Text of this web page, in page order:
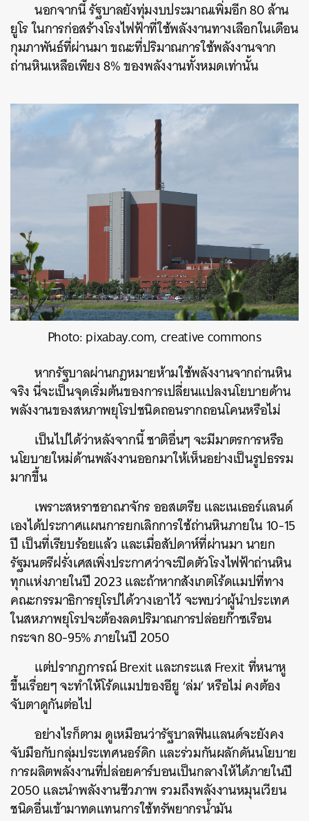
นอกจากนี้ รัฐบาลยังทุ่มงบประมาณเพิ่มอีก 80 ล้าน
ยูโร ในการก่อสร้างโรงไฟฟ้าที่ใช้พลังงานทางเลือกในเดือน
กุมภาพันธ์ที่ผ่านมา ขณะที่ปริมาณการใช้พลังงานจาก
ถ่านหินเหลือเพียง 8% ของพลังงานทั้งหมดเท่านั้น
Photo: pixabay.com, creative commons
หากรัฐบาลผ่านกฎหมายห้ามใช้พลังงานจากถ่านหิน
จริง นี่จะเป็นจุดเริ่มต้นของการเปลี่ยนแปลงนโยบายด้าน
พลังงานของสหภาพยุโรปชนิดถอนรากถอนโคนหรือไม่
เป็นไปได้ว่าหลังจากนี้ ชาติอื่นๆ จะมีมาตรการหรือ
นโยบายใหม่ด้านพลังงานออกมาให้เห็นอย่างเป็นรูปธรรม
มากขึ้น
เพราะสหราชอาณาจักร ออสเตรีย และเนเธอร์แลนด์
เองได้ประกาศแผนการยกเลิกการใช้ถ่านหินภายใน 10-15
ปี เป็นที่เรียบร้อยแล้ว และเมื่อสัปดาห์ที่ผ่านมา นายก
รัฐมนตรีฝรั่งเศสเพิ่งประกาศว่าจะปิดตัวโรงไฟฟ้าถ่านหิน
ทุกแห่งภายในปี 2023 และถ้าหากสังเกตโร้ดแมปที่ทาง
คณะกรรมาธิการยุโรปได้วางเอาไว้ จะพบว่าผู้นำประเทศ
ในสหภาพยุโรปจะต้องลดปริมาณการปล่อยก๊าซเรือน
กระจก 80-95% ภายในปี 2050
แต่ปรากฏการณ์ Brexit และกระแส Frexit ที่หนาหู
ขึ้นเรื่อยๆ จะทำให้โร้ดแมปของอียู ‘ล่ม’ หรือไม่ คงต้อง
จับตาดูกันต่อไป
อย่างไรก็ตาม ดูเหมือนว่ารัฐบาลฟินแลนด์จะยังคง
จับมือกับกลุ่มประเทศนอร์ดิก และร่วมกันผลักดันนโยบาย
การผลิตพลังงานที่ปล่อยคาร์บอนเป็นกลางให้ได้ภายในปี
2050 และนำพลังงานชีวภาพ รวมถึงพลังงานหมุนเวียน
ชนิดอื่นเข้ามาทดแทนการใช้ทรัพยากรน้ำมัน
SHARE TWEET LINE